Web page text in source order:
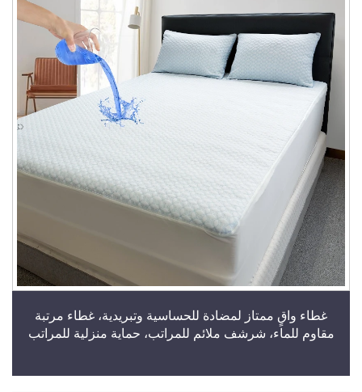
غطاء واقٍ ممتاز لمضادة للحساسية وتبريدية، غطاء مرتبة
مقاوم للماء، شرشف ملائم للمراتب، حماية منزلية للمراتب